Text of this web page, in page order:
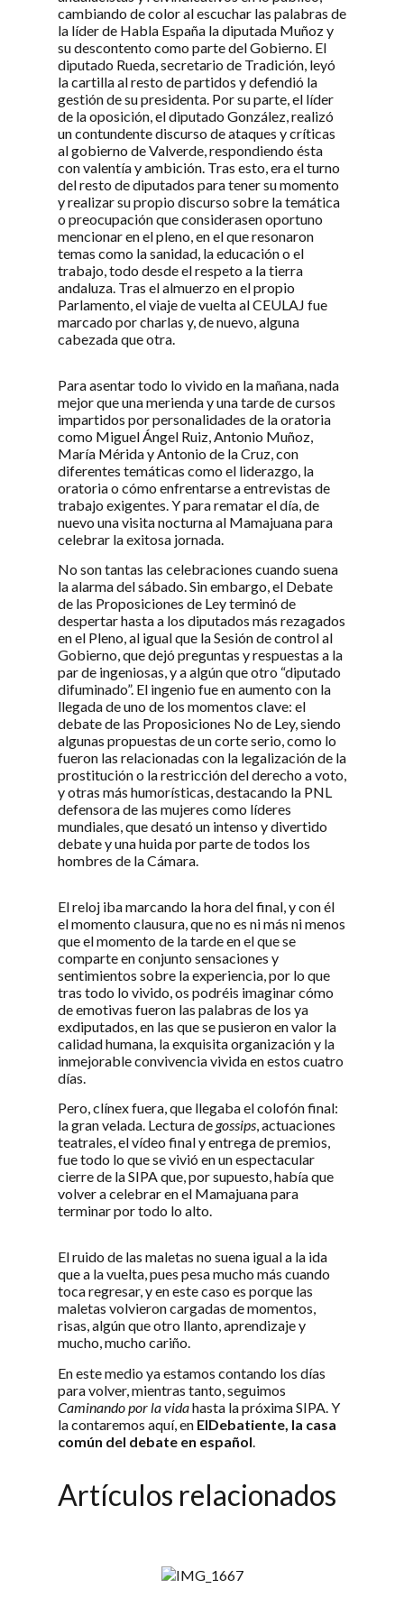
cambiando de color al escuchar las palabras de
la líder de Habla España la diputada Muñoz y
su descontento como parte del Gobierno. El
diputado Rueda, secretario de Tradición, leyó
la cartilla al resto de partidos y defendió la
gestión de su presidenta. Por su parte, el líder
de la oposición, el diputado González, realizó
un contundente discurso de ataques y críticas
al gobierno de Valverde, respondiendo ésta
con valentía y ambición. Tras esto, era el turno
del resto de diputados para tener su momento
y realizar su propio discurso sobre la temática
o preocupación que considerasen oportuno
mencionar en el pleno, en el que resonaron
temas como la sanidad, la educación o el
trabajo, todo desde el respeto a la tierra
andaluza. Tras el almuerzo en el propio
Parlamento, el viaje de vuelta al CEULAJ fue
marcado por charlas y, de nuevo, alguna
cabezada que otra.
Para asentar todo lo vivido en la mañana, nada
mejor que una merienda y una tarde de cursos
impartidos por personalidades de la oratoria
como Miguel Ángel Ruiz, Antonio Muñoz,
María Mérida y Antonio de la Cruz, con
diferentes temáticas como el liderazgo, la
oratoria o cómo enfrentarse a entrevistas de
trabajo exigentes. Y para rematar el día, de
nuevo una visita nocturna al Mamajuana para
celebrar la exitosa jornada.
No son tantas las celebraciones cuando suena
la alarma del sábado. Sin embargo, el Debate
de las Proposiciones de Ley terminó de
despertar hasta a los diputados más rezagados
en el Pleno, al igual que la Sesión de control al
Gobierno, que dejó preguntas y respuestas a la
par de ingeniosas, y a algún que otro “diputado
difuminado”. El ingenio fue en aumento con la
llegada de uno de los momentos clave: el
debate de las Proposiciones No de Ley, siendo
algunas propuestas de un corte serio, como lo
fueron las relacionadas con la legalización de la
prostitución o la restricción del derecho a voto,
y otras más humorísticas, destacando la PNL
defensora de las mujeres como líderes
mundiales, que desató un intenso y divertido
debate y una huida por parte de todos los
hombres de la Cámara.
El reloj iba marcando la hora del final, y con él
el momento clausura, que no es ni más ni menos
que el momento de la tarde en el que se
comparte en conjunto sensaciones y
sentimientos sobre la experiencia, por lo que
tras todo lo vivido, os podréis imaginar cómo
de emotivas fueron las palabras de los ya
exdiputados, en las que se pusieron en valor la
calidad humana, la exquisita organización y la
inmejorable convivencia vivida en estos cuatro
días.
Pero, clínex fuera, que llegaba el colofón final:
la gran velada. Lectura degossips, actuaciones
teatrales, el vídeo final y entrega de premios,
fue todo lo que se vivió en un espectacular
cierre de la SIPA que, por supuesto, había que
volver a celebrar en el Mamajuana para
terminar por todo lo alto.
El ruido de las maletas no suena igual a la ida
que a la vuelta, pues pesa mucho más cuando
toca regresar, y en este caso es porque las
maletas volvieron cargadas de momentos,
risas, algún que otro llanto, aprendizaje y
mucho, mucho cariño.
En este medio ya estamos contando los días
para volver, mientras tanto, seguimos
Caminando por la vidahasta la próxima SIPA. Y
la contaremos aquí, en ElDebatiente, la casa
común del debate en español
Artículos relacionados